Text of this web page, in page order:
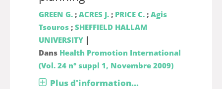
GREEN G.; ACRES J.; PRICE C.; Agis
Tsouros; SHEFFIELD HALLAM
UNIVERSITY |
Dans Health Promotion International
(Vol. 24 n° suppl 1, Novembre 2009)
Plus d'information...